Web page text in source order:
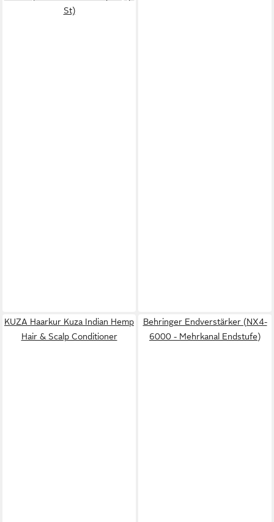
St)
KUZA Haarkur Kuza Indian Hemp
Hair & Scalp Conditioner
Behringer Endverstärker (NX4-
6000 - Mehrkanal Endstufe)